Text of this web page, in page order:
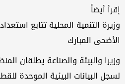
إقرأ أيضاً
وزيرة التنمية المحلية تتابع
الأضحى المبارك
وزيرا والبيئة والصناعة يطلقان
لسجل البيانات البيئية الموحدة